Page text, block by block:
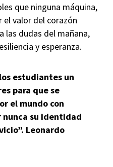
que ninguna máquina,
el valor del corazón
las dudas del mañana,
y esperanza.
estudiantes un
para que se
el mundo con
su identidad
Leonardo